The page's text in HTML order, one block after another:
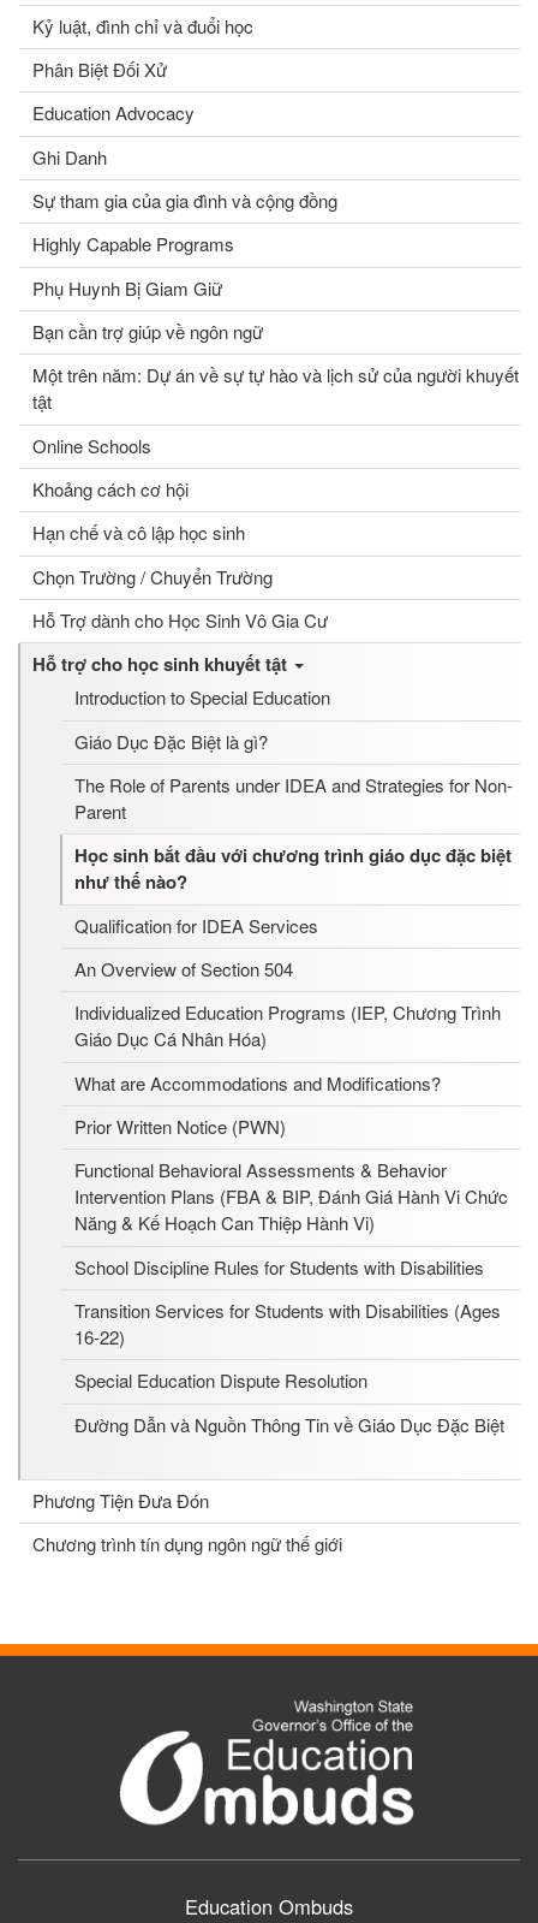
Kỷ luật, đình chỉ và đuổi học
Phân Biệt Đối Xử
Education Advocacy
Ghi Danh
Sự tham gia của gia đình và cộng đồng
Highly Capable Programs
Phụ Huynh Bị Giam Giữ
Bạn cần trợ giúp về ngôn ngữ
Một trên năm: Dự án về sự tự hào và lịch sử của người khuyết
tật
Online Schools
Khoảng cách cơ hội
Hạn chế và cô lập học sinh
Chọn Trường / Chuyển Trường
Hỗ Trợ dành cho Học Sinh Vô Gia Cư
Hỗ trợ cho học sinh khuyết tật
Introduction to Special Education
Giáo Dục Đặc Biệt là gì?
The Role of Parents under IDEA and Strategies for Non-
Parent
Học sinh bắt đầu với chương trình giáo dục đặc biệt
như thế nào?
Qualification for IDEA Services
An Overview of Section 504
Individualized Education Programs (IEP, Chương Trình
Giáo Dục Cá Nhân Hóa)
What are Accommodations and Modifications?
Prior Written Notice (PWN)
Functional Behavioral Assessments & Behavior
Intervention Plans (FBA & BIP, Đánh Giá Hành Vi Chức
Năng & Kế Hoạch Can Thiệp Hành Vi)
School Discipline Rules for Students with Disabilities
Transition Services for Students with Disabilities (Ages
16-22)
Special Education Dispute Resolution
Đường Dẫn và Nguồn Thông Tin về Giáo Dục Đặc Biệt
Phương Tiện Đưa Đón
Chương trình tín dụng ngôn ngữ thế giới
Education Ombuds